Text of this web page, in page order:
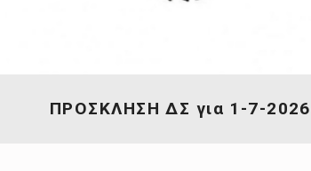
ΠΡΟΣΚΛΗΣΗ ΔΣ για 1-7-2026